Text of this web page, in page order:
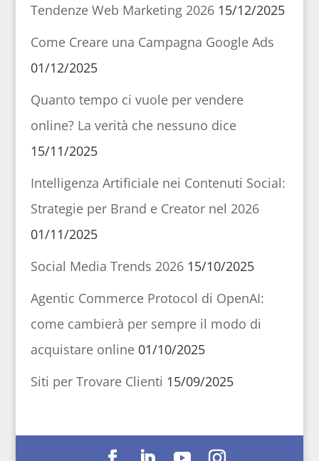
Tendenze Web Marketing 2026 15/12/2025
Come Creare una Campagna Google Ads
01/12/2025
Quanto tempo ci vuole per vendere
online? La verità che nessuno dice
15/11/2025
Intelligenza Artificiale nei Contenuti Social:
Strategie per Brand e Creator nel 2026
01/11/2025
Social Media Trends 2026 15/10/2025
Agentic Commerce Protocol di OpenAI:
come cambierà per sempre il modo di
acquistare online 01/10/2025
Siti per Trovare Clienti 15/09/2025